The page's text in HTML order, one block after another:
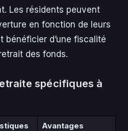
Les résidents peuvent
en fonction de leurs
bénéficier d’une fiscalité
des fonds.
spécifiques à
Avantages